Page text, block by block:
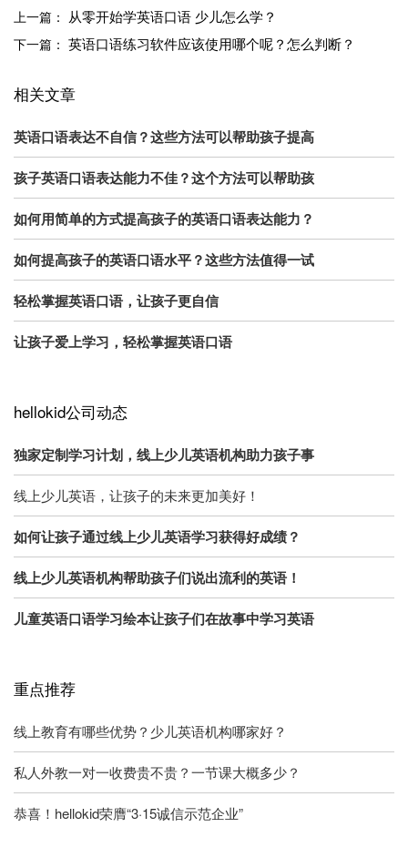
上一篇： 从零开始学英语口语 少儿怎么学？
下一篇： 英语口语练习软件应该使用哪个呢？怎么判断？
相关文章
英语口语表达不自信？这些方法可以帮助孩子提高
孩子英语口语表达能力不佳？这个方法可以帮助孩
如何用简单的方式提高孩子的英语口语表达能力？
如何提高孩子的英语口语水平？这些方法值得一试
轻松掌握英语口语，让孩子更自信
让孩子爱上学习，轻松掌握英语口语
hellokid公司动态
独家定制学习计划，线上少儿英语机构助力孩子事
线上少儿英语，让孩子的未来更加美好！
如何让孩子通过线上少儿英语学习获得好成绩？
线上少儿英语机构帮助孩子们说出流利的英语！
儿童英语口语学习绘本让孩子们在故事中学习英语
重点推荐
线上教育有哪些优势？少儿英语机构哪家好？
私人外教一对一收费贵不贵？一节课大概多少？
恭喜！hellokid荣膺“3·15诚信示范企业”